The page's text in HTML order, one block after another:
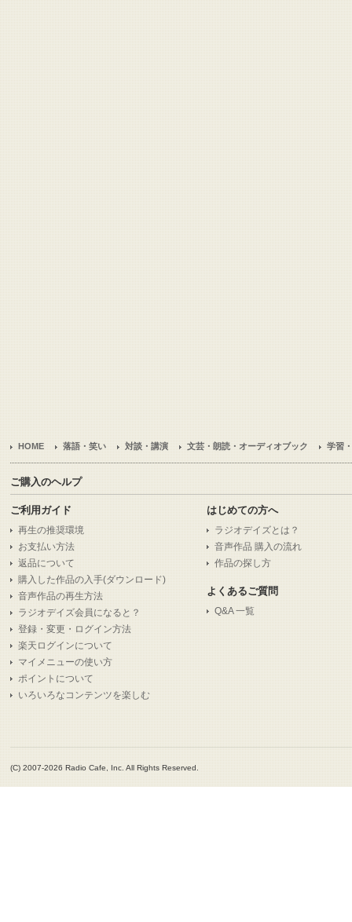
HOME 落語・笑い 対談・講演 文芸・朗読・オーディオブック 学習
ご購入のヘルプ
ご利用ガイド
再生の推奨環境
お支払い方法
返品について
購入した作品の入手(ダウンロード)
音声作品の再生方法
ラジオデイズ会員になると？
登録・変更・ログイン方法
楽天ログインについて
マイメニューの使い方
ポイントについて
いろいろなコンテンツを楽しむ
はじめての方へ
ラジオデイズとは？
音声作品 購入の流れ
作品の探し方
よくあるご質問
Q&A 一覧
(C) 2007-2026 Radio Cafe, Inc. All Rights Reserved.